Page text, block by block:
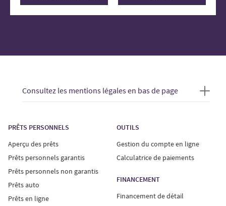
Consultez les mentions légales en bas de page
PRÊTS PERSONNELS
Aperçu des prêts
Prêts personnels garantis
Prêts personnels non garantis
Prêts auto
Prêts en ligne
OUTILS
Gestion du compte en ligne
Calculatrice de paiements
FINANCEMENT
Financement de détail